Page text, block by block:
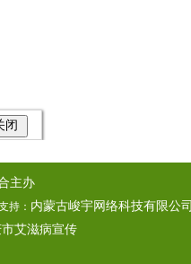
主办
持： 内蒙古峻宇网络科技有限公司
艾滋病宣传